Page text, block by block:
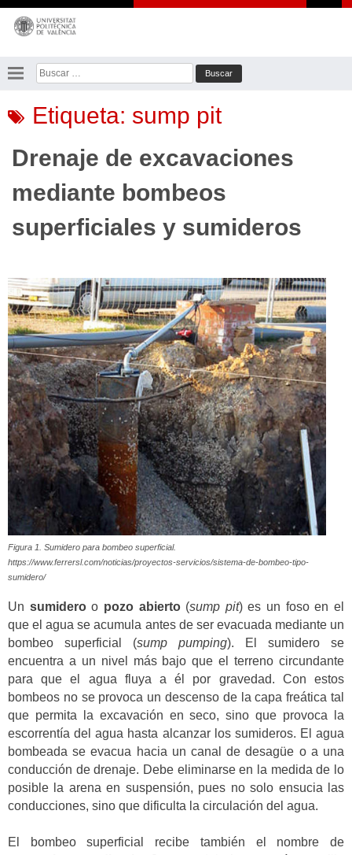
Saltar
contenido
Buscar:
Etiqueta: sump pit
Drenaje de excavaciones
mediante bombeos
superficiales y sumideros
Figura 1. Sumidero para bombeo superficial.
https://www.ferrersl.com/noticias/proyectos-servicios/sistema-de-bombeo-tipo-
sumidero/
Un sumideroo pozo abierto(sump pit) es un foso en el
que el agua se acumula antes de ser evacuada mediante un
bombeo superficial (sump pumping). El sumidero se
encuentra a un nivel más bajo que el terreno circundante
para que el agua fluya a él por gravedad. Con estos
bombeos no se provoca un descenso de la capa freática tal
que permita la excavación en seco, sino que provoca la
escorrentía del agua hasta alcanzar los sumideros. El agua
bombeada se evacua hacia un canal de desagüe o a una
conducción de drenaje. Debe eliminarse en la medida de lo
posible la arena en suspensión, pues no solo ensucia las
conducciones, sino que dificulta la circulación del agua.
El bombeo superficial recibe también el nombre de